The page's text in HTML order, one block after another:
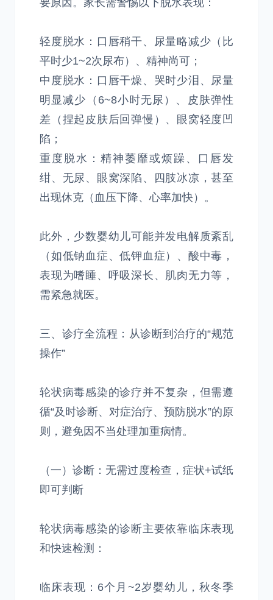
要原因。家长需警惕以下脱水表现：
轻度脱水：口唇稍干、尿量略减少（比
平时少1~2次尿布）、精神尚可；
中度脱水：口唇干燥、哭时少泪、尿量
明显减少（6~8小时无尿）、皮肤弹性
差（捏起皮肤后回弹慢）、眼窝轻度凹
陷；
重度脱水：精神萎靡或烦躁、口唇发
绀、无尿、眼窝深陷、四肢冰凉，甚至
出现休克（血压下降、心率加快）。
此外，少数婴幼儿可能并发电解质紊乱
（如低钠血症、低钾血症）、酸中毒，
表现为嗜睡、呼吸深长、肌肉无力等，
需紧急就医。
三、诊疗全流程：从诊断到治疗的“规范
操作”
轮状病毒感染的诊疗并不复杂，但需遵
循“及时诊断、对症治疗、预防脱水”的原
则，避免因不当处理加重病情。
（一）诊断：无需过度检查，症状+试纸
即可判断
轮状病毒感染的诊断主要依靠临床表现
和快速检测：
临床表现：6个月~2岁婴幼儿，秋冬季